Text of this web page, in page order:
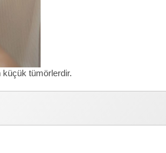
küçük tümörlerdir.